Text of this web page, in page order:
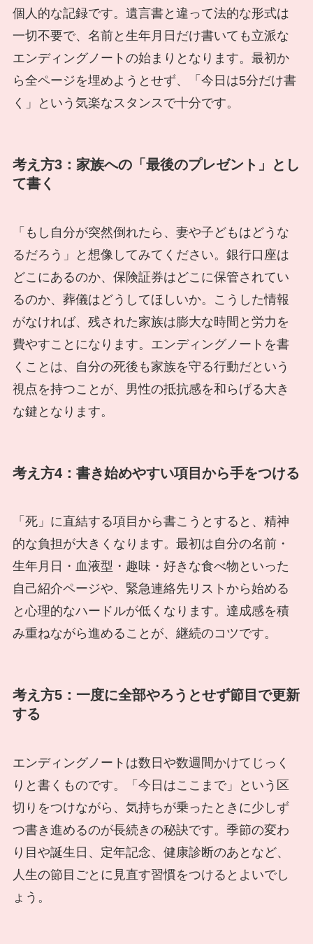
個人的な記録です。遺言書と違って法的な形式は
一切不要で、名前と生年月日だけ書いても立派な
エンディングノートの始まりとなります。最初か
ら全ページを埋めようとせず、「今日は5分だけ書
く」という気楽なスタンスで十分です。
考え方3：家族への「最後のプレゼント」とし
て書く
「もし自分が突然倒れたら、妻や子どもはどうな
るだろう」と想像してみてください。銀行口座は
どこにあるのか、保険証券はどこに保管されてい
るのか、葬儀はどうしてほしいか。こうした情報
がなければ、残された家族は膨大な時間と労力を
費やすことになります。エンディングノートを書
くことは、自分の死後も家族を守る行動だという
視点を持つことが、男性の抵抗感を和らげる大き
な鍵となります。
考え方4：書き始めやすい項目から手をつける
「死」に直結する項目から書こうとすると、精神
的な負担が大きくなります。最初は自分の名前・
生年月日・血液型・趣味・好きな食べ物といった
自己紹介ページや、緊急連絡先リストから始める
と心理的なハードルが低くなります。達成感を積
み重ねながら進めることが、継続のコツです。
考え方5：一度に全部やろうとせず節目で更新
する
エンディングノートは数日や数週間かけてじっく
りと書くものです。「今日はここまで」という区
切りをつけながら、気持ちが乗ったときに少しず
つ書き進めるのが長続きの秘訣です。季節の変わ
り目や誕生日、定年記念、健康診断のあとなど、
人生の節目ごとに見直す習慣をつけるとよいでし
ょう。